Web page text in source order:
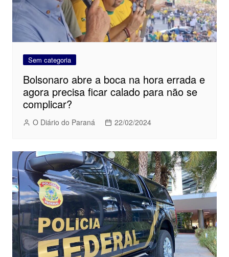
Sem categoria
Bolsonaro abre a boca na hora errada e
agora precisa ficar calado para não se
complicar?
O Diário do Paraná 22/02/2024